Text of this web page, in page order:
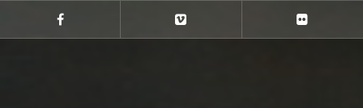
treści
Ciechan
na
na
na